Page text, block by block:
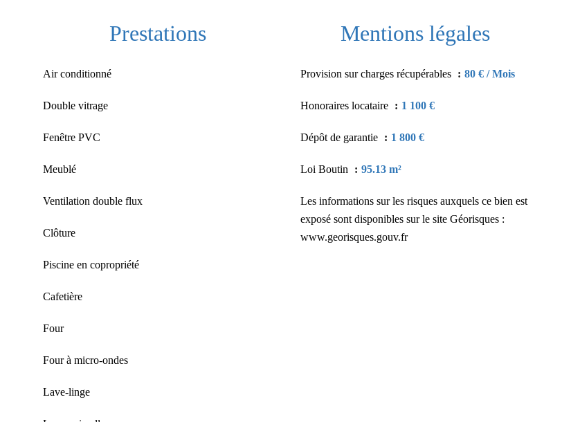
Prestations
Air conditionné
Double vitrage
Fenêtre PVC
Meublé
Ventilation double flux
Clôture
Piscine en copropriété
Cafetière
Four
Four à micro-ondes
Lave-linge
Mentions légales
Provision sur charges récupérables 80 € / Mois
Honoraires locataire 1 100 €
Dépôt de garantie 1 800 €
Loi Boutin 95.13 m²
Les informations sur les risques auxquels ce bien est
exposé sont disponibles sur le site Géorisques :
www.georisques.gouv.fr